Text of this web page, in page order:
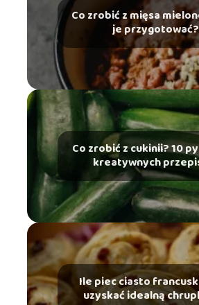
Co zrobić z mięsa
je przygotować?
Co zrobić z cukinii? 10
kreatywnych
Ile piec ciasto
uzyskać idealną